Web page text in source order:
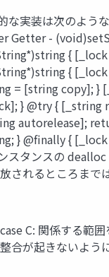
な実装は次のよう
Getter -
{
{
= [string copy]; }
} @try { [_string
autorelease];
} @finally {
スタンスの
されるところまで
C: 関係する範
合が起きないよう